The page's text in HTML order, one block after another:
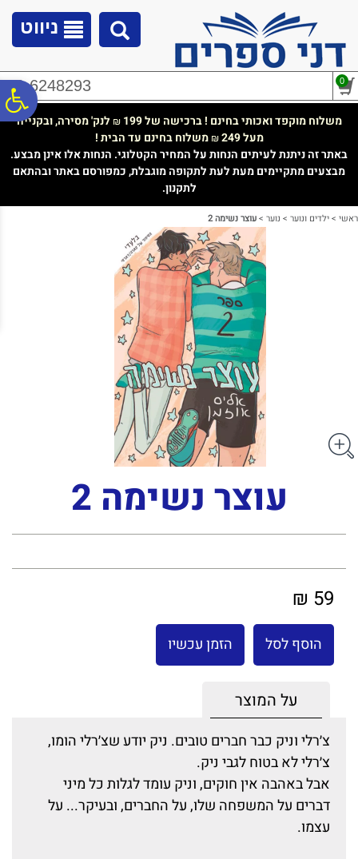
נגישות
ניווט
02-6248293 0
משלוח מוקפד ואכותי בחינם ! ברכישה של 199 ₪ לנק' מסירה, ובקנייה
מעל 249
₪משלוח בחינם עד הבית !
באתר זה ניתנת לעיתים הנחות על המחיר הקטלוגי. הנחות אלו אינן מבצע.
מבצעים מתקיימים מעת לעת לתקופה מוגבלת, כמפורסם באתר ובהתאם
לתקנון.
ראשי >ילדים ונוער > נוער >עוצר נשימה 2
עוצר נשימה 2
59 ₪
הוסף לסל הזמן עכשיו
על המוצר
צ׳רלי וניק כבר חברים טובים. ניק יודע שצ׳רלי הומו,
צ׳רלי לא בטוח לגבי ניק.
אבל באהבה אין חוקים, וניק עומד לגלות כל מיני
דברים על המשפחה שלו, על החברים, ובעיקר... על
עצמו.